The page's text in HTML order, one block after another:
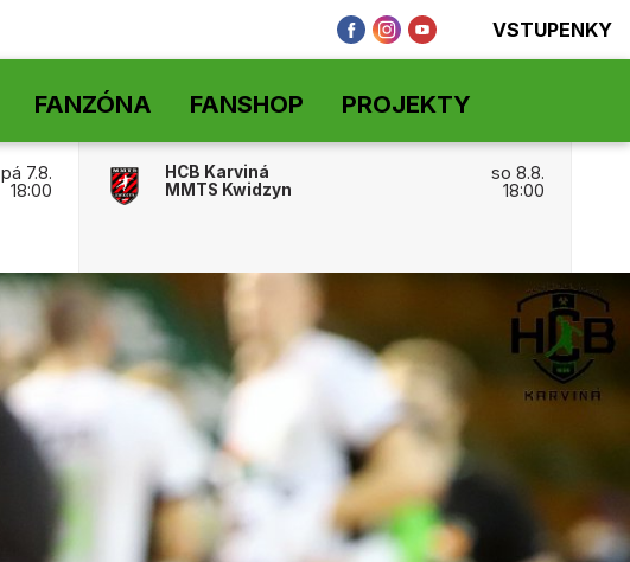
VSTUPENKY
FANZÓNA FANSHOP PROJEKTY
pá 7.8.
18:00
HCB Karviná
MMTS Kwidzyn
so 8.8.
18:00